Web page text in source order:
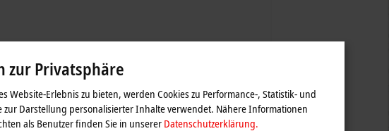
zur Privatsphäre
Website-Erlebnis zu bieten, werden Cookies zu Performance-, Statistik- und
zur Darstellung personalisierter Inhalte verwendet. Nähere Informationen
als Benutzer finden Sie in unserer Datenschutzerklärung.